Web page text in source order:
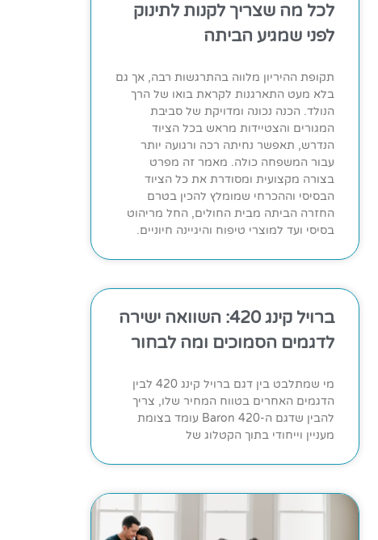
לכל מה שצריך לקנות לתינוק
לפני שמגיע הביתה
תקופת ההיריון מלווה בהתרגשות רבה, אך גם
בלא מעט התארגנות לקראת בואו של הרך
הנולד. הכנה נכונה ומדויקת של סביבת
המגורים והצטיידות מראש בכל הציוד
הנדרש, תאפשר נחיתה רכה ורגועה יותר
עבור המשפחה כולה. מאמר זה מפרט
בצורה מקצועית ומסודרת את כל הציוד
הבסיסי וההכרחי שמומלץ להכין בטרם
החזרה הביתה מבית החולים, החל מריהוט
בסיסי ועד למוצרי טיפוח והיגיינה חיוניים.
ברויל קינג 420: השוואה ישירה
לדגמים הסמוכים ומה לבחור
מי שמתלבט בין דגם ברויל קינג 420 לבין
הדגמים האחרים בטווח המחיר שלו, צריך
להבין שדגם ה-Baron 420 עומד בצומת
מעניין וייחודי בתוך הקטלוג של